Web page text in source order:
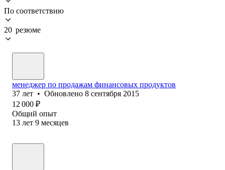
По соответствию
20 резюме
менеджер по продажам финансовых продуктов
37 лет • Обновлено 8 сентября 2015
12 000 ₽
Общий опыт
13 лет 9 месяцев